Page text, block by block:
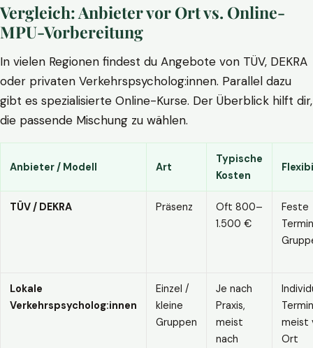
Vergleich: Anbieter vor Ort vs. Online-
MPU-Vorbereitung
In vielen Regionen findest du Angebote von TÜV, DEKRA
oder privaten Verkehrspsycholog:innen. Parallel dazu
gibt es spezialisierte Online-Kurse. Der Überblick hilft dir,
die passende Mischung zu wählen.
Anbieter / Modell Art
Typische
Kosten
TÜV / DEKRA Präsenz
Oft 800–
1.500 €
Feste
Lokale
Verkehrspsycholog:innen
Einzel /
kleine
Gruppen
Je nach
Praxis,
meist
nach
meist
Ort